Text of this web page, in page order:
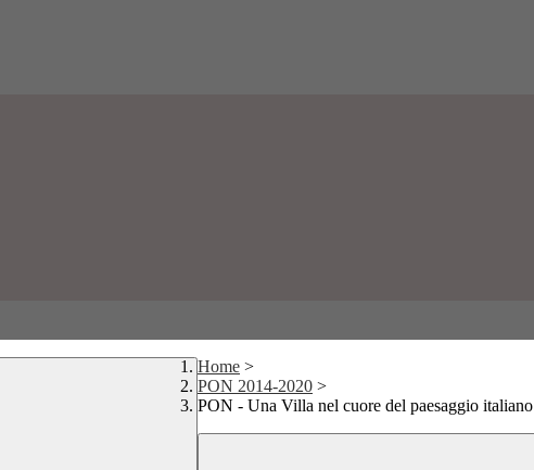
Home >
PON 2014-2020 >
PON - Una Villa nel cuore del paesaggio italiano